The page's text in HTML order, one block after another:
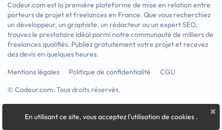
Codeur.com est la première plateforme de mise en relation entre
porteurs de projet et freelances en France. Que vous recherchiez
un développeur, un graphiste, un rédacteur ou un expert SEO,
trouvez le prestataire idéal parmi notre communauté de milliers de
freelances qualifiés. Publiez gratuitement votre projet et recevez
des devis en quelques heures.
Mentions légales
Politique de confidentialité
CGU
© Codeur.com. Tous droits réservés.
×
En utilisant ce site, vous acceptez l'utilisation de cookies .